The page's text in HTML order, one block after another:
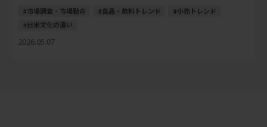
み解くヒントが多く […]
市場調査・市場動向 食品・飲料トレンド
小売トレンド
日米文化の違い
2026.05.07